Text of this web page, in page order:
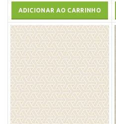
ADICIONAR AO CARRINHO